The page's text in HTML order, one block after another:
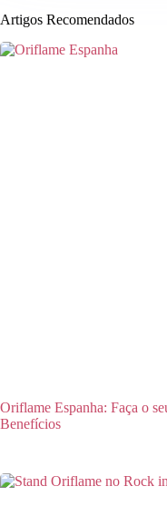
Artigos Recomendados
Oriflame Espanha: Faça o
Benefícios